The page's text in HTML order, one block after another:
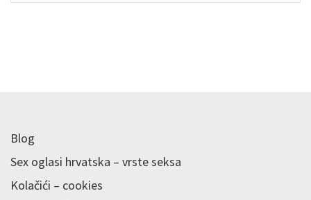
Blog
Sex oglasi hrvatska – vrste seksa
Kolačići – cookies